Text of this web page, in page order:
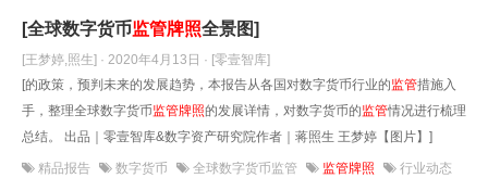
[全球数字货币监管牌照全景图]
[王梦婷,照生] · 2020年4月13日 · [零壹智库]
[的政策，预判未来的发展趋势，本报告从各国对数字货币行业的监管措施入
手，整理全球数字货币监管牌照的发展详情，对数字货币的监管情况进行梳理
总结。 出品｜零壹智库&数字资产研究院作者｜蒋照生 王梦婷【图片】]
精品报告 数字货币 全球数字货币监管 监管牌照 行业动态